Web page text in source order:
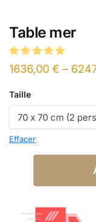
Table mer
1636,00 € –
Taille
Effacer